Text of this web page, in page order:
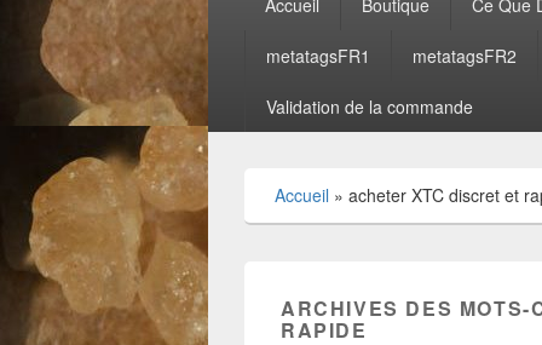
principal
metatagsFR1 metatagsFR2
Validation de la commande
Accueil » acheter XTC discret et
ARCHIVES DES
RAPIDE